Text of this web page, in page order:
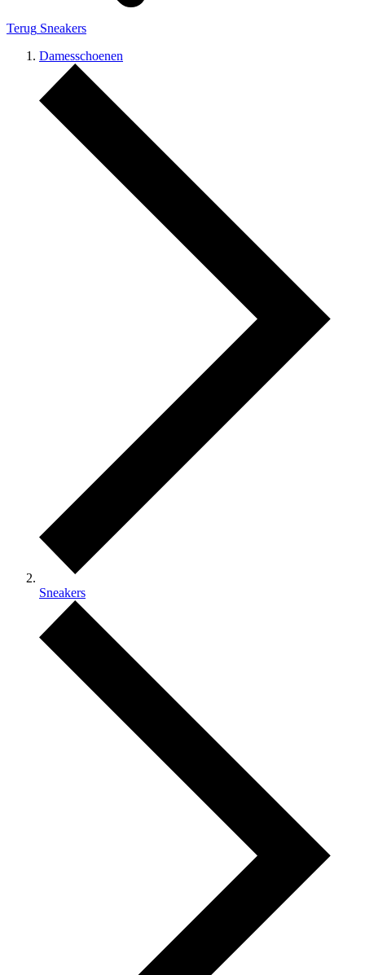
Terug Sneakers
Damesschoenen
Sneakers